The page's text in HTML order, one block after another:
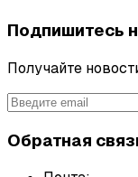
Подпишитесь
Получайте
Обратная